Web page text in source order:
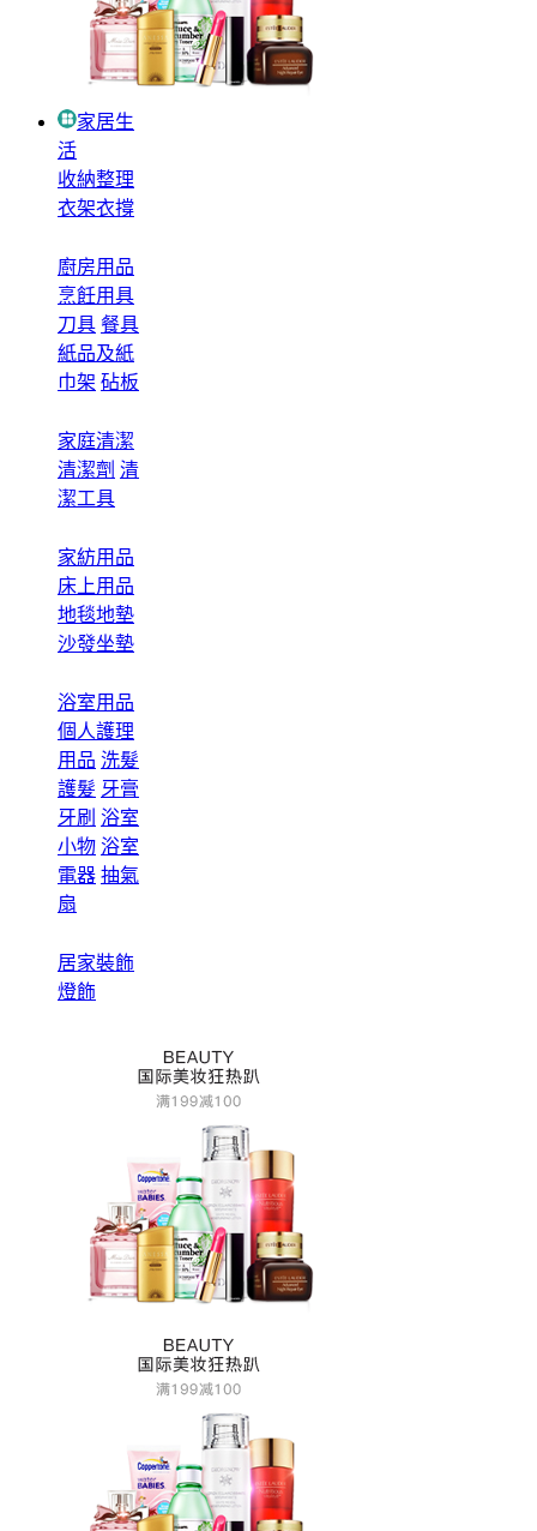
家居生
活
收納整理
衣架衣撐
廚房用品
烹飪用具
刀具 餐具
紙品及紙
巾架 砧板
家庭清潔
清潔劑 清
潔工具
家紡用品
床上用品
地毯地墊
沙發坐墊
浴室用品
個人護理
用品 洗髮
護髮 牙膏
牙刷 浴室
小物 浴室
電器 抽氣
扇
居家裝飾
燈飾